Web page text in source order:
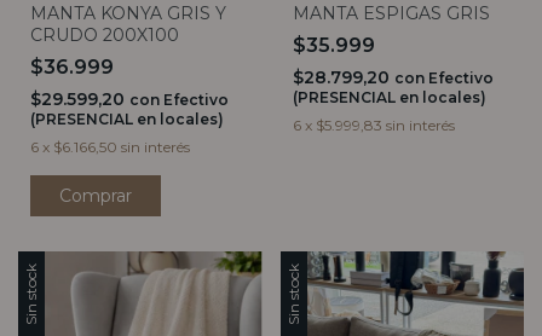
MANTA KONYA GRIS Y
CRUDO 200X100
$36.999
$29.599,20 con Efectivo
(PRESENCIAL en locales)
6 x $6.166,50 sin interés
MANTA ESPIGAS GRIS
$35.999
$28.799,20 con Efectivo
(PRESENCIAL en locales)
6 x $5.999,83 sin interés
Sin stock Sin stock